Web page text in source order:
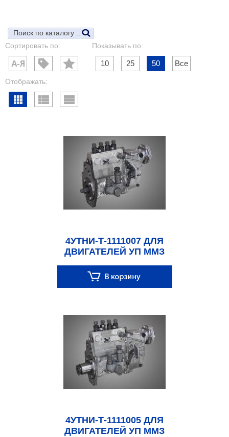
Сортировать по: Показывать по:
10 25 50 Все
Отображать:
4УТНИ-Т-1111007 ДЛЯ
ДВИГАТЕЛЕЙ УП ММЗ
4УТНИ-Т-1111005 ДЛЯ
ДВИГАТЕЛЕЙ УП ММЗ